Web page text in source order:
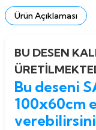
Ürün Açıklaması
BU DESEN
Bu deseni
100x60cm